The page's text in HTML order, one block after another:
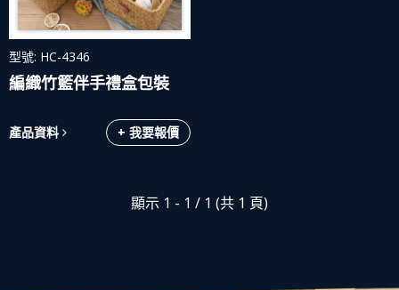
型號: HC-4346
編織竹籃伴手禮盒包裝
產品資料 + 我要報價
顯示 1 - 1 / 1 (共 1 頁)